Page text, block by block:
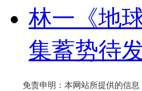
林一《地
集蓄势待
免责申明：本网站所提供的信息